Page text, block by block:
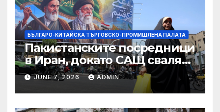
търговията
БЪЛГАРО-КИТАЙСКА ТЪРГОВСКО-ПРОМИШЛЕНА ПАЛАТА
Пакистанските посредници
в Иран, докато САЩ свалят
дронове, Ливан търси мир
JUNE 7, 2026 ADMIN